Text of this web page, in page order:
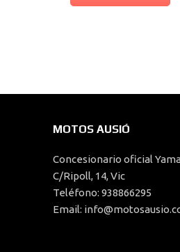
MOTOS AUSIÓ
Concesionario oficial
C/Ripoll, 14, Vic
Teléfono: 938866295
Email: